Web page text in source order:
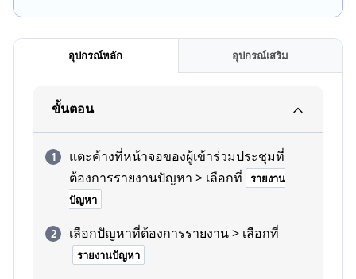
อุปกรณ์หลัก อุปกรณ์เสริม
ขั้นตอน
แตะค้างที่หน้าจอของผู้เข้าร่วมประชุมที่
ต้องการรายงานปัญหา > เลือกที่
รายงาน
ปัญหา
เลือกปัญหาที่ต้องการรายงาน > เลือกที่
รายงานปัญหา